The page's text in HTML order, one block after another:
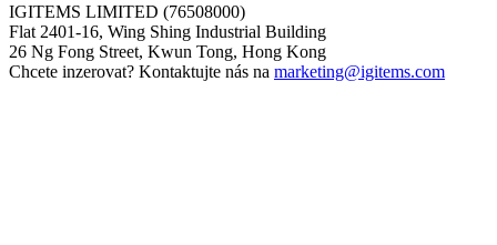
IGITEMS LIMITED (76508000)
Flat 2401-16, Wing Shing Industrial Building
26 Ng Fong Street, Kwun Tong, Hong Kong
Chcete inzerovat? Kontaktujte nás na marketing@igitems.com